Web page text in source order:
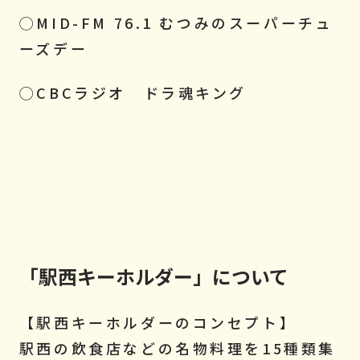
◯MID-FM 76.1 むつみのスーパーチュ
ーズデー
◯CBCラジオ ドラ魂キング
「駅西キーホルダー」について
【駅西キーホルダーのコンセプト】
駅西の飲食店などの名物料理を15種類集